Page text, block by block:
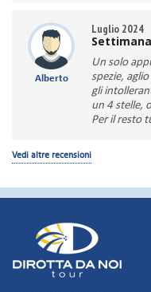
Alberto
Luglio 2024
Un solo
spezie,
gli
un 4 stelle,
Per il resto
Vedi altre recensioni